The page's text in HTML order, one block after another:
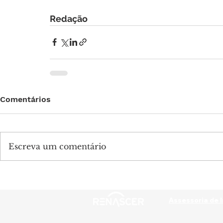
Redação
Comentários
Escreva um comentário